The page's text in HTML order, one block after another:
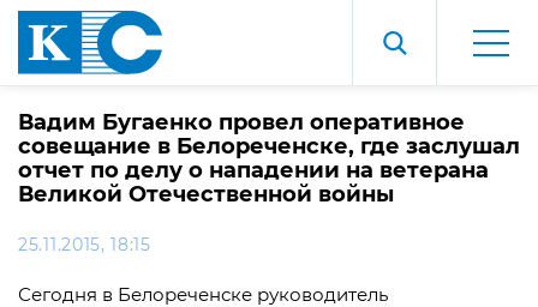
Вадим Бугаенко провел оперативное
совещание в Белореченске, где заслушал
отчет по делу о нападении на ветерана
Великой Отечественной войны
25.11.2015, 18:15
Сегодня в Белореченске руководитель